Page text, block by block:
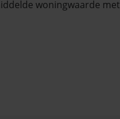
woningwaarde met